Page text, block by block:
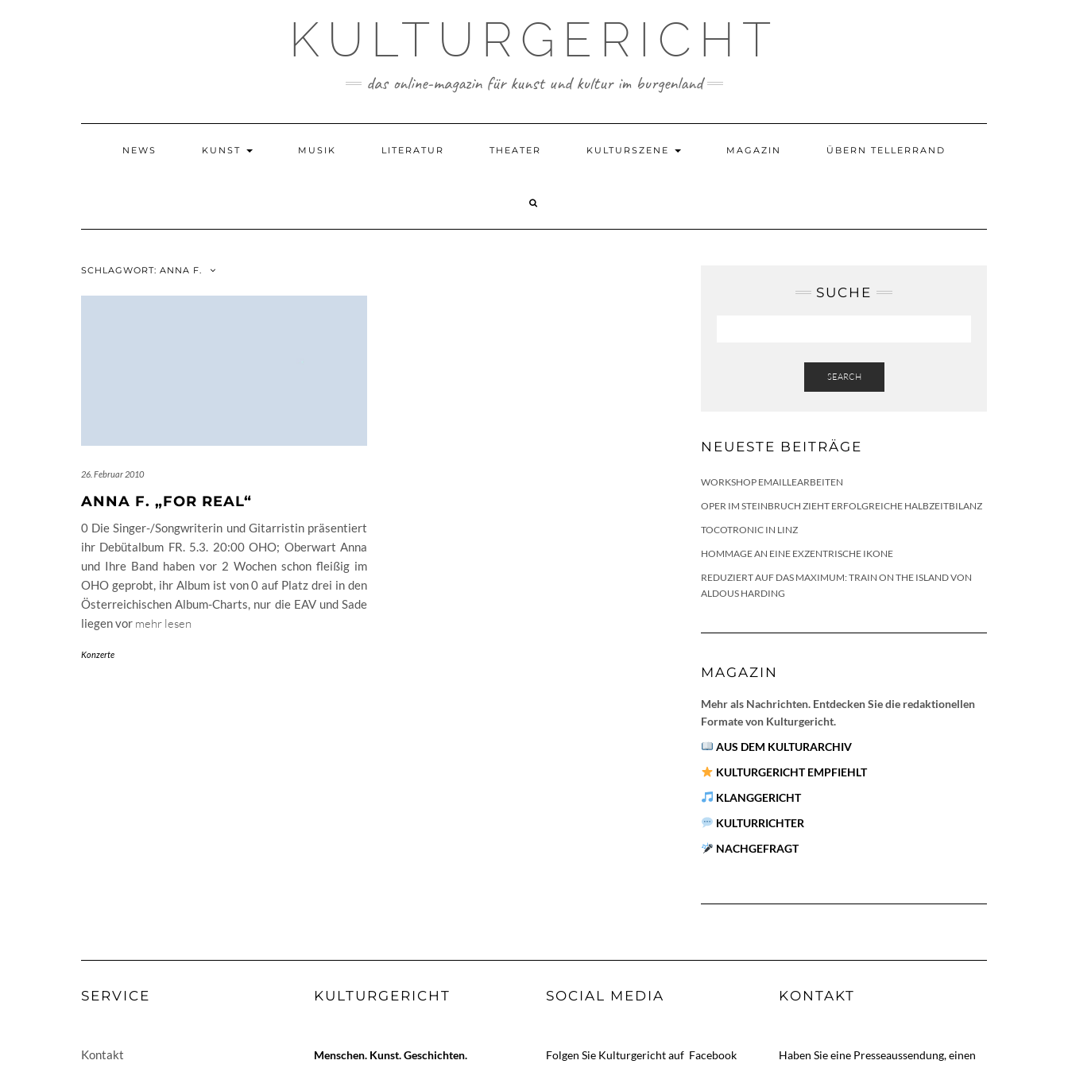
KULTURGERICHT
das online-magazin für kunst und kultur im burgenland
NEWS KUNST MUSIK LITERATUR THEATER KULTURSZENE MAGAZIN ÜBERN TELLERRAND
SCHLAGWORT: ANNA F.
26. Februar 2010
ANNA F. „FOR REAL“
0 Die Singer-/Songwriterin und Gitarristin präsentiert
ihr Debütalbum FR. 5.3. 20:00 OHO; Oberwart Anna
und Ihre Band haben vor 2 Wochen schon fleißig im
OHO geprobt, ihr Album ist von 0 auf Platz drei in den
Österreichischen Album-Charts, nur die EAV und Sade
liegen vor mehr lesen
Konzerte
SUCHE
SEARCH
NEUESTE BEITRÄGE
WORKSHOP EMAILLEARBEITEN
OPER IM STEINBRUCH ZIEHT ERFOLGREICHE HALBZEITBILANZ
TOCOTRONIC IN LINZ
HOMMAGE AN EINE EXZENTRISCHE IKONE
REDUZIERT AUF DAS MAXIMUM: TRAIN ON THE ISLAND VON
ALDOUS HARDING
MAGAZIN
Mehr als Nachrichten. Entdecken Sie die redaktionellen
Formate von Kulturgericht.
AUS DEM KULTURARCHIV
KULTURGERICHT EMPFIEHLT
KLANGGERICHT
KULTURRICHTER
NACHGEFRAGT
SERVICE
Kontakt
KULTURGERICHT
Menschen. Kunst. Geschichten.
SOCIAL MEDIA
Folgen Sie Kulturgericht auf Facebook
KONTAKT
Haben Sie eine Presseaussendung, einen